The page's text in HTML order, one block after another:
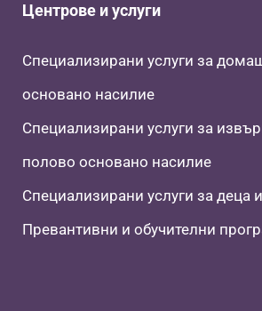
Центрове и услуги
Специализирани услуги за
основано насилие
Специализирани услуги за
полово основано насилие
Специализирани услуги за деца
Превантивни и обучителни